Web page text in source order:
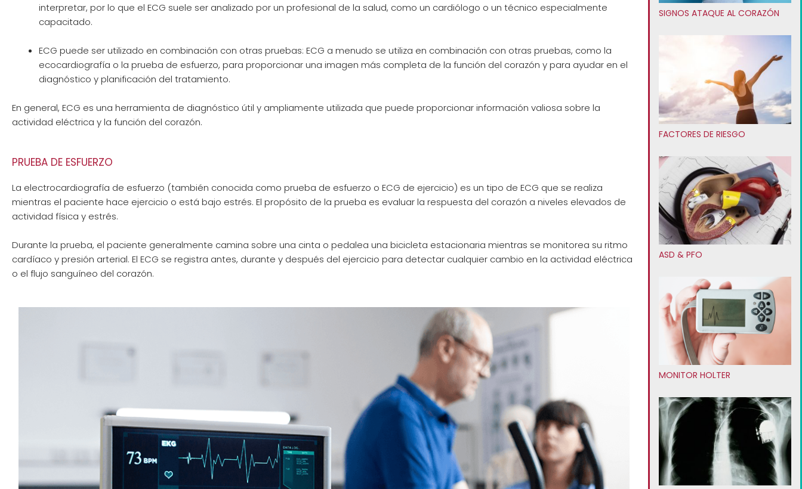
interpretar, por lo que el ECG suele ser analizado por un profesional de la salud, como un cardiólogo o un técnico especialmente
capacitado.
ECG puede ser utilizado en combinación con otras pruebas: ECG a menudo se utiliza en combinación con otras pruebas, como la
ecocardiografía o la prueba de esfuerzo, para proporcionar una imagen más completa de la función del corazón y para ayudar en el
diagnóstico y planificación del tratamiento.
En general, ECG es una herramienta de diagnóstico útil y ampliamente utilizada que puede proporcionar información valiosa sobre la
actividad eléctrica y la función del corazón.
PRUEBA DE ESFUERZO
La electrocardiografía de esfuerzo (también conocida como prueba de esfuerzo o ECG de ejercicio) es un tipo de ECG que se realiza
mientras el paciente hace ejercicio o está bajo estrés. El propósito de la prueba es evaluar la respuesta del corazón a niveles elevados de
actividad física y estrés.
Durante la prueba, el paciente generalmente camina sobre una cinta o pedalea una bicicleta estacionaria mientras se monitorea su ritmo
cardíaco y presión arterial. El ECG se registra antes, durante y después del ejercicio para detectar cualquier cambio en la actividad eléctrica
o el flujo sanguíneo del corazón.
SIGNOS ATAQUE AL CORAZÓN
FACTORES DE RIESGO
ASD & PFO
MONITOR HOLTER